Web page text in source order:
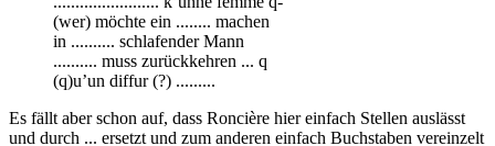
(wer) möchte ein ........ machen
in .......... schlafender Mann
.......... muss zurückkehren ... q
(q)u’un diffur (?) .........
Es fällt aber schon auf, dass Roncière hier einfach Stellen auslässt
und durch ... ersetzt und zum anderen einfach Buchstaben vereinzelt